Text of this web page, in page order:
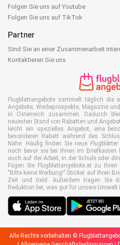
Folgen Sie uns auf Youtube
Folgen Sie uns auf TikTok
Partner
Sind Sie an einer Zusammenarbeit
Kontaktieren Sie uns
Flugblattangebote sammelt täglich die
Angebote, Werbeprospekte, Magazine
in Österreich zusammen. Dadurch
neuesten Stand von Rabatten und
leicht ein spezielles Angebot, eine
besonderen Rabatt während des
Nähe. Häufig finden Sie neue
noch bevor sie bei Ihnen im
auch auf der Arbeit, in der Schule oder
Fügen Sie Flugblattangebote.at zu
"Bitte keine Werbung!"-Sticker auf Ihren
Zeit und Geld. Außerdem tragen Sie
Reduktion bei, was gut für unsere Umwelt
Alle Rechte vorbehalten ©